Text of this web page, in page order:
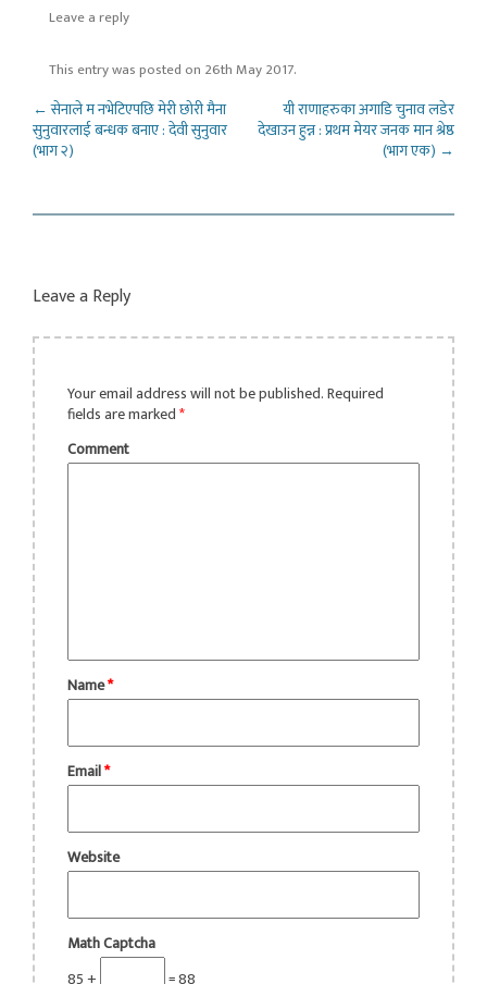
Leave a reply
This entry was posted on 26th May 2017.
Post navigation
←सेनाले म नभेटिएपछि मेरी छोरी मैना
सुनुवारलाई बन्धक बनाए : देवी सुनुवार
(भाग २)
यी राणाहरुका अगाडि चुनाव लडेर
देखाउन हुन्न : प्रथम मेयर जनक मान श्रेष्ठ
(भाग एक) →
Leave a Reply
Your email address will not be published.Required
fields are marked*
Comment
Name*
Email*
Website
Math Captcha